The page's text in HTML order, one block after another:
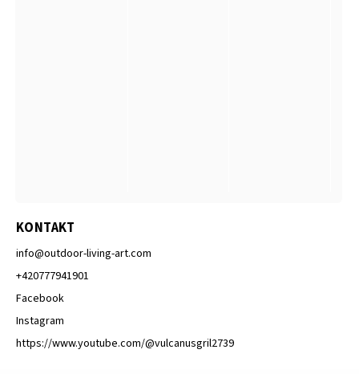
KONTAKT
info@outdoor-living-art.com
+420777941901
Facebook
Instagram
https://www.youtube.com/@vulcanusgril2739